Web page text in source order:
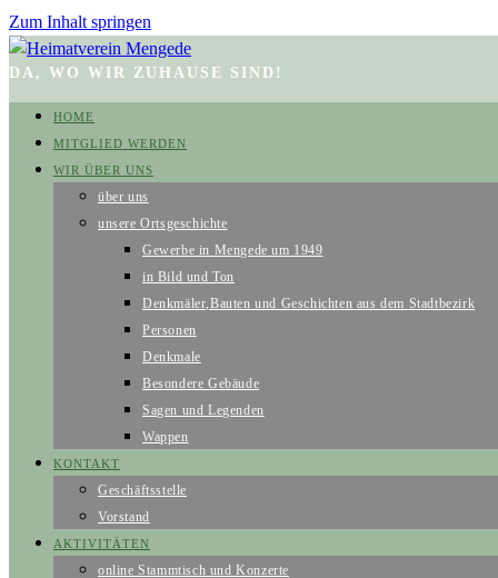
Zum Inhalt springen
DA, WO WIR ZUHAUSE SIND!
HOME
MITGLIED WERDEN
WIR ÜBER UNS
über uns
unsere Ortsgeschichte
Gewerbe in Mengede um 1949
in Bild und Ton
Denkmäler,Bauten und Geschichten aus dem Stadtbezirk
Personen
Denkmale
Besondere Gebäude
Sagen und Legenden
Wappen
KONTAKT
Geschäftsstelle
Vorstand
AKTIVITÄTEN
online Stammtisch und Konzerte